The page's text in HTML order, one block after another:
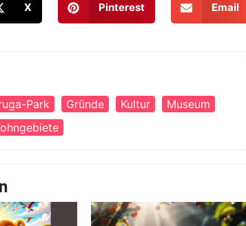
X Pinterest Email
Park Gründe Kultur
Museum